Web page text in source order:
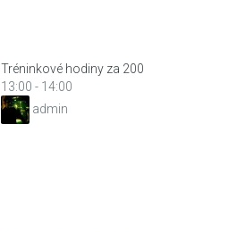
Tréninkové hodiny za 200
13:00 - 14:00
admin